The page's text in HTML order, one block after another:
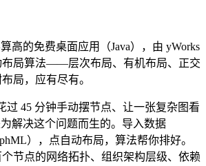
高的免费桌面应用（Java），由 yWorks
布局算法——层次布局、有机布局、正交
局，应有尽有。
过 45 分钟手动摆节点、让一张复杂图看
解决这个问题而生的。导入数据
），点自动布局，算法帮你排好。
节点的网络拓扑、组织架构层级、依赖